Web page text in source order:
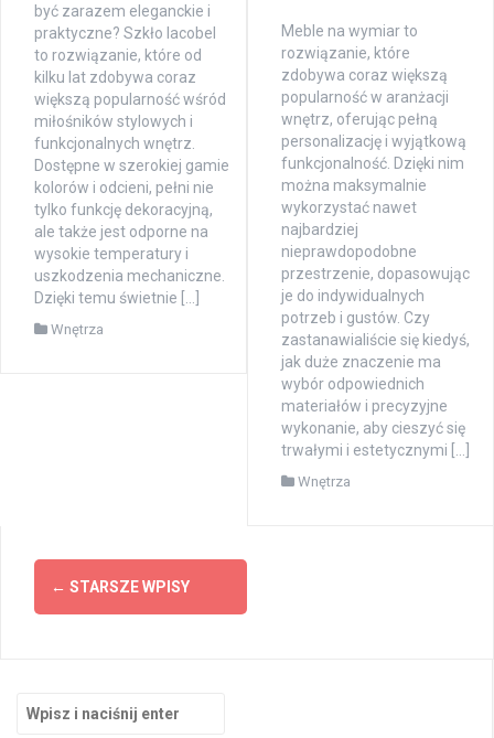
być zarazem eleganckie i
praktyczne? Szkło lacobel
to rozwiązanie, które od
kilku lat zdobywa coraz
większą popularność wśród
miłośników stylowych i
funkcjonalnych wnętrz.
Dostępne w szerokiej gamie
kolorów i odcieni, pełni nie
tylko funkcję dekoracyjną,
ale także jest odporne na
wysokie temperatury i
uszkodzenia mechaniczne.
Dzięki temu świetnie […]
Wnętrza
Meble na wymiar to
rozwiązanie, które
zdobywa coraz większą
popularność w aranżacji
wnętrz, oferując pełną
personalizację i wyjątkową
funkcjonalność. Dzięki nim
można maksymalnie
wykorzystać nawet
najbardziej
nieprawdopodobne
przestrzenie, dopasowując
je do indywidualnych
potrzeb i gustów. Czy
zastanawialiście się kiedyś,
jak duże znaczenie ma
wybór odpowiednich
materiałów i precyzyjne
wykonanie, aby cieszyć się
trwałymi i estetycznymi […]
Wnętrza
Nawigacja
po
← STARSZE WPISY
Szukaj: